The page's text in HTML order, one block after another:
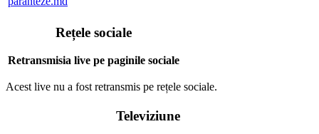
Rețele sociale
Retransmisia live pe paginile sociale
Acest live nu a fost retransmis pe rețele sociale.
Televiziune